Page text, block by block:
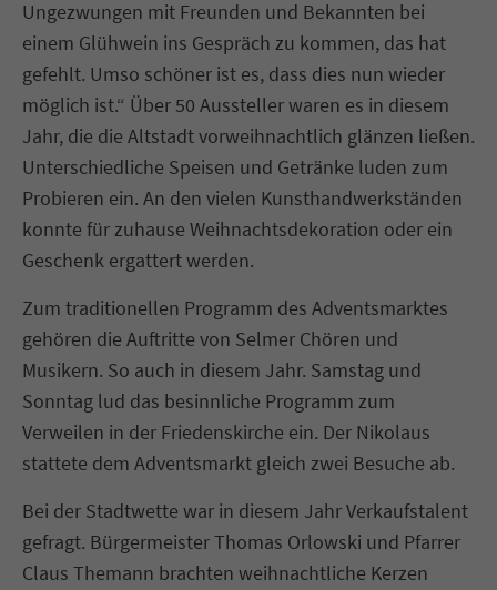
Ungezwungen mit Freunden und Bekannten bei
einem Glühwein ins Gespräch zu kommen, das hat
gefehlt. Umso schöner ist es, dass dies nun wieder
möglich ist.“ Über 50 Aussteller waren es in diesem
Jahr, die die Altstadt vorweihnachtlich glänzen ließen.
Unterschiedliche Speisen und Getränke luden zum
Probieren ein. An den vielen Kunsthandwerkständen
konnte für zuhause Weihnachtsdekoration oder ein
Geschenk ergattert werden.
Zum traditionellen Programm des Adventsmarktes
gehören die Auftritte von Selmer Chören und
Musikern. So auch in diesem Jahr. Samstag und
Sonntag lud das besinnliche Programm zum
Verweilen in der Friedenskirche ein. Der Nikolaus
stattete dem Adventsmarkt gleich zwei Besuche ab.
Bei der Stadtwette war in diesem Jahr Verkaufstalent
gefragt. Bürgermeister Thomas Orlowski und Pfarrer
Claus Themann brachten weihnachtliche Kerzen